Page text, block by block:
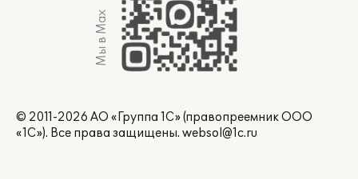
Мы в Max
© 2011-2026 АО «Группа 1С» (правопреемник ООО
«1С»). Все права защищены. websol@1c.ru